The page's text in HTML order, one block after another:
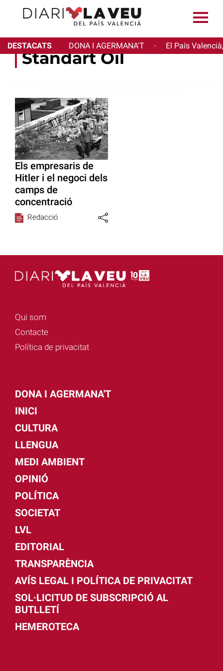
DESTACATS DONA I AGERMANA'T · El País
Standart Oil
Els empresaris de
Hitler i el negoci dels
camps de
concentració
Redacció
Qui som
Contacte
Política de privacitat
DONA I AGERMANA'T
INICI
CULTURA
LLENGUA
MEDI AMBIENT
OPINIÓ
POLÍTICA
SOCIETAT
LVL
EDITORIAL
TRANSPARÈNCIA
AVÍS LEGAL I POLÍTICA DE PRIVACITAT
SOL·LICITUD DE SUBSCRIPCIÓ AL
BUTLLETÍ
HEMEROTECA